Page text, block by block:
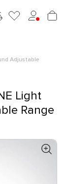
Adjustable
Light
Range